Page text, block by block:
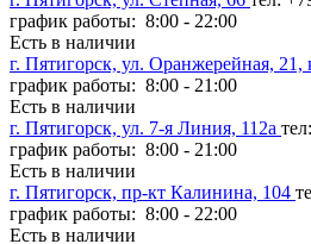
график работы: 8:00 - 22:00
Есть в наличии
г. Пятигорск, ул. Оранжерейная, 21,
график работы: 8:00 - 21:00
Есть в наличии
г. Пятигорск, ул. 7-я Линия, 112а
график работы: 8:00 - 21:00
Есть в наличии
г. Пятигорск, пр-кт Калинина, 104
график работы: 8:00 - 22:00
Есть в наличии